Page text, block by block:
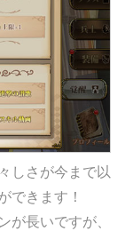
しさが今まで以
できます！
が長いですが、